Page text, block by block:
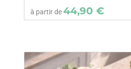
à partir de44,90 €